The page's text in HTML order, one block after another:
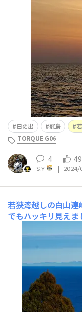
日の出 冠島
TORQUE G06
4 49
S.Y | 2024/
若狭湾越しの白山連
でもハッキリ見えま